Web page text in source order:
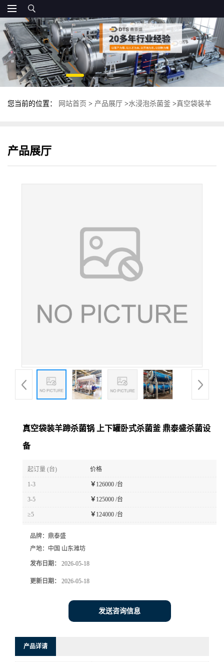
您当前的位置： 网站首页 > 产品展厅 >水浸泡杀菌釜 >真空袋装羊
产品展厅
真空袋装羊蹄杀菌锅 上下罐卧式杀菌釜 鼎泰盛杀菌设
备
起订量 (台) 价格
1-3 ￥ 126000 /台
3-5 ￥ 125000 /台
≥5 ￥ 124000 /台
品牌： 鼎泰盛
产地： 中国 山东潍坊
发布日期： 2026-05-18
更新日期： 2026-05-18
发送咨询信息
产品详请